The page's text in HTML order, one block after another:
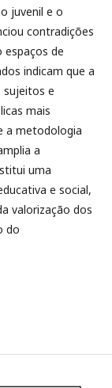
juvenil e o
contradições
de
indicam que a
sujeitos e
mais
a metodologia
a
uma
e social,
valorização dos
do